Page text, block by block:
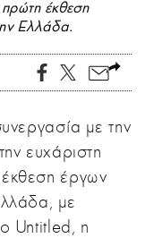
έκθεση
Ελλάδα.
με την
ευχάριστη
έργων
με
Untitled, η